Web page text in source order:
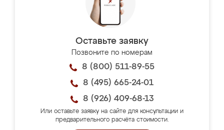
Оставьте заявку
Позвоните по номерам
8 (800) 511-89-55
8 (495) 665-24-01
8 (926) 409-68-13
Или оставьте заявку на сайте для консультации и
предварительного расчёта стоимости.